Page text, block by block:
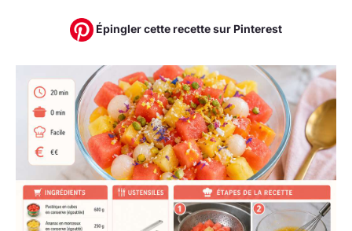
Épingler cette recette sur Pinterest